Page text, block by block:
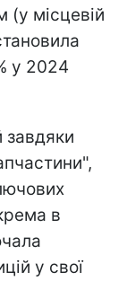
(у місцевій
у 2024
завдяки
в
у свої